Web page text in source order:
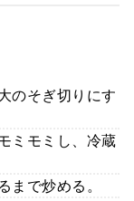
のそぎ切りにす
ミモミし、冷蔵
まで炒める。